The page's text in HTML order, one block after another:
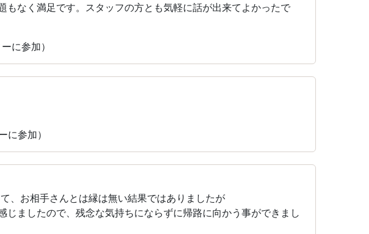
なく満足です。スタッフの方とも気軽に話が出来てよかったで
に参加）
参加）
、お相手さんとは縁は無い結果ではありましたが
ましたので、残念な気持ちにならずに帰路に向かう事ができまし